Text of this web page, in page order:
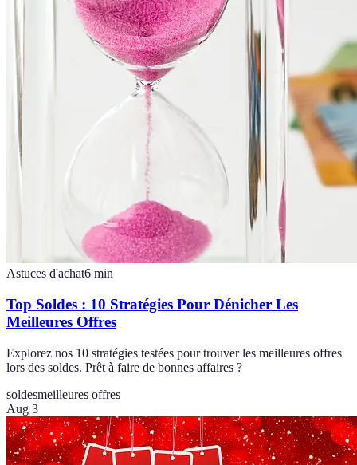
Astuces d'achat6 min
Top Soldes : 10 Stratégies Pour Dénicher Les
Meilleures Offres
Explorez nos 10 stratégies testées pour trouver les meilleures offres
lors des soldes. Prêt à faire de bonnes affaires ?
soldesmeilleures offres
Aug 3